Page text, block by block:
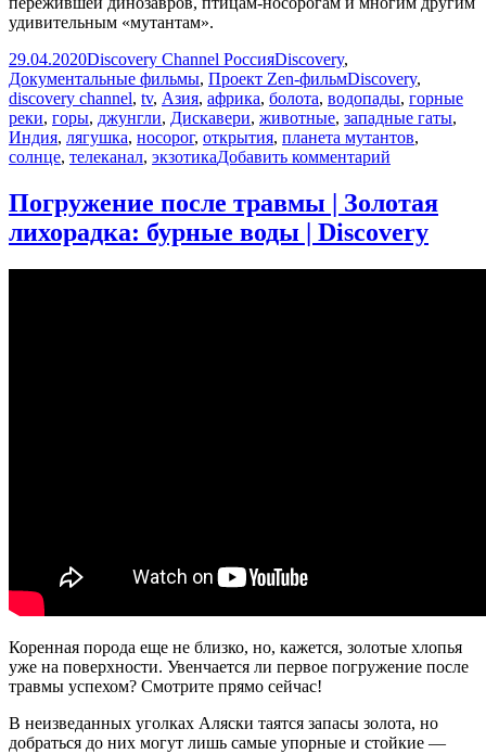
удивительным «мутантам».
Опубликовано
29.04.2020Автор
Discovery Channel РоссияРубрики
Discovery,
Документальные фильмы, Проект Zen-фильмМетки
Discovery,
discovery channel, tv, Азия, африка, болота, водопады, горные
реки, горы, джунгли, Дискавери, животные, западные гаты,
Индия, лягушка, носорог, открытия, планета мутантов,
солнце, телеканал, экзотикаДобавить комментарий
Гаты
|
Мутантов
Погружение после травмы | Золотая
лихорадка: бурные воды | Discovery
Коренная порода еще не близко, но, кажется, золотые хлопья
уже на поверхности. Увенчается ли первое погружение после
травмы успехом? Смотрите прямо сейчас!
В неизведанных уголках Аляски таятся запасы золота, но
добраться до них могут лишь самые упорные и стойкие —